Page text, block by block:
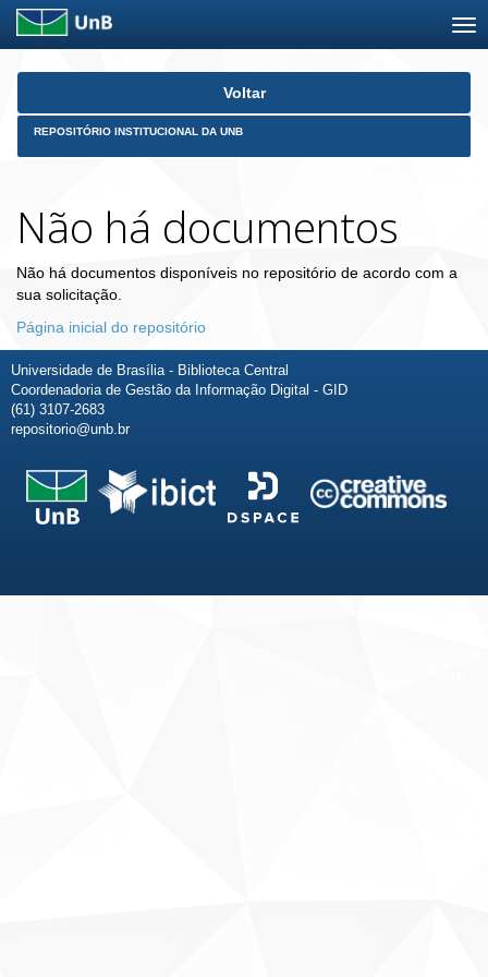
Skip
Voltar
REPOSITÓRIO INSTITUCIONAL DA UNB
Não há documentos
Não há documentos disponíveis no repositório de acordo com a
sua solicitação.
Página inicial do repositório
Universidade de Brasília - Biblioteca Central
Coordenadoria de Gestão da Informação Digital - GID
(61) 3107-2683
repositorio@unb.br